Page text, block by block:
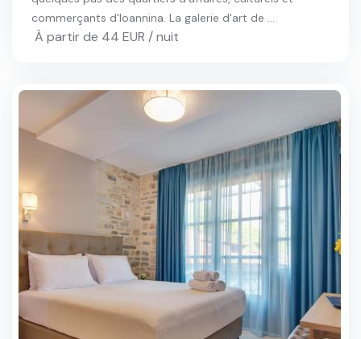
commerçants d'Ioannina. La galerie d'art de ...
À partir de 44 EUR / nuit